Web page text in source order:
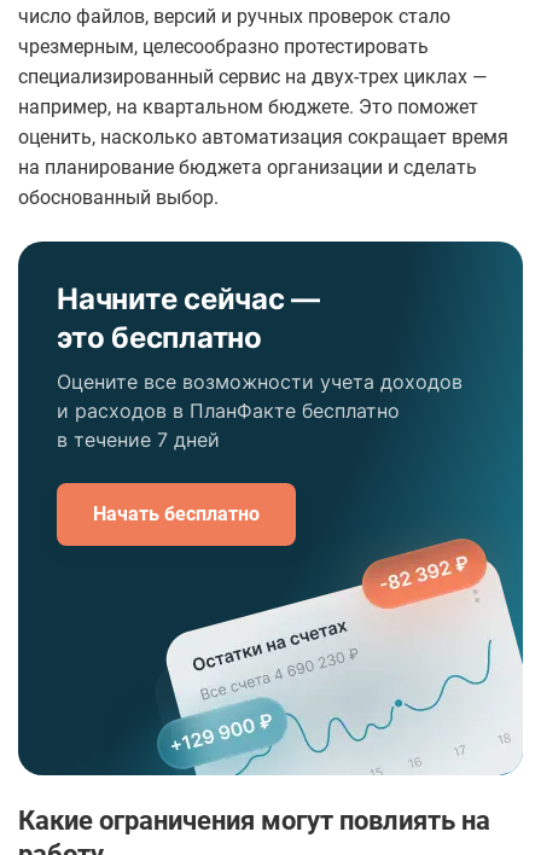
число файлов, версий и ручных проверок стало
чрезмерным, целесообразно протестировать
специализированный сервис на двух-трех циклах —
например, на квартальном бюджете. Это поможет
оценить, насколько автоматизация сокращает время
на планирование бюджета организации и сделать
обоснованный выбор.
Начните сейчас —
это бесплатно
Оцените все возможности учета доходов
и расходов в ПланФакте бесплатно
в течение 7 дней
Начать бесплатно
Какие ограничения могут повлиять на